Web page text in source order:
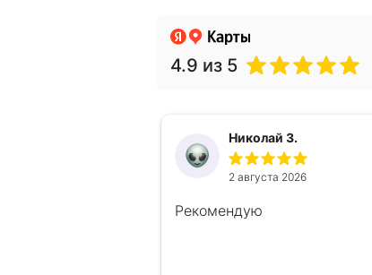
4.9 из 5
Николай З.
2 августа 2026
Рекомендую